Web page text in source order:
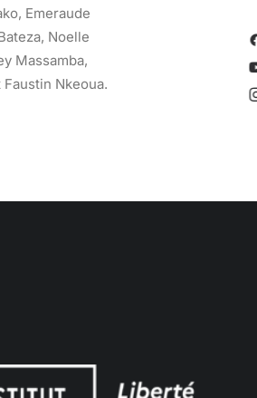
Emeraude
Noelle
Massamba,
Nkeoua.